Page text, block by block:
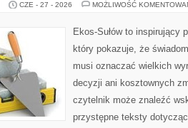
CZE - 27 - 2026 MOŻLIWOŚĆ
Ekos-Sułów to inspirujący
który pokazuje, że
musi oznaczać wielkich
decyzji ani kosztownych
czytelnik może znaleźć
przystępne teksty